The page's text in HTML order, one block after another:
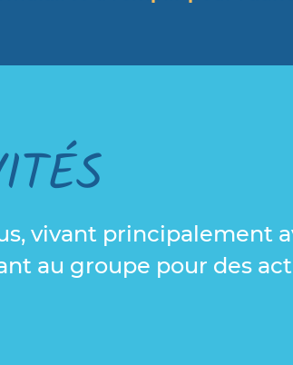
vivant principalement
au groupe pour des